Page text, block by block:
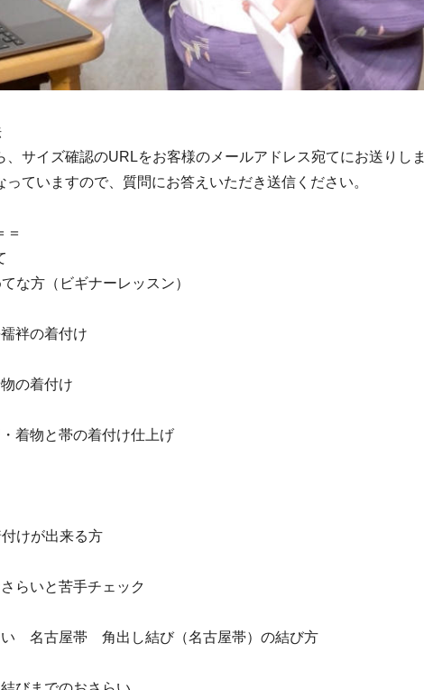
、サイズ確認のURLをお客様のメールアドレス宛てにお送りしま
ていますので、質問にお答えいただき送信ください。
＝
な方（ビギナーレッスン）
袢の着付け
の着付け
着物と帯の着付け仕上げ
けが出来る方
らいと苦手チェック
い 名古屋帯 角出し結び（名古屋帯）の結び方